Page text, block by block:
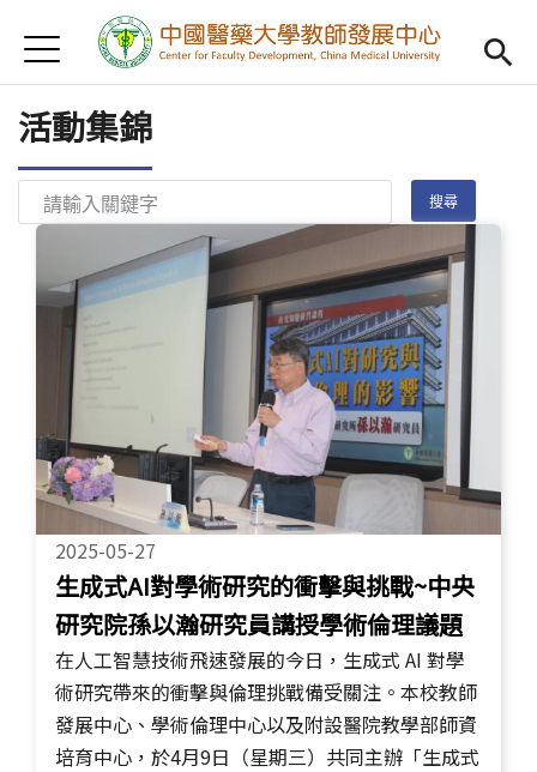
首頁
Open
認識我們
教學研習
Open
新進教師
Open
傑出教授
Open
教師專業社群
Open
重點宣導
Open
借用項目
Open
AI專區
Jump to Navigation
Jump to Main content
活動集錦
2025-05-27
生成式AI對學術研究的衝擊與挑戰~中央
研究院孫以瀚研究員講授學術倫理議題
在人工智慧技術飛速發展的今日，生成式 AI 對學
術研究帶來的衝擊與倫理挑戰備受關注。本校教師
發展中心、學術倫理中心以及附設醫院教學部師資
培育中心，於4月9日（星期三）共同主辦「生成式